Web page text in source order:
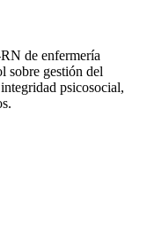
de enfermería
sobre gestión del
psicosocial,